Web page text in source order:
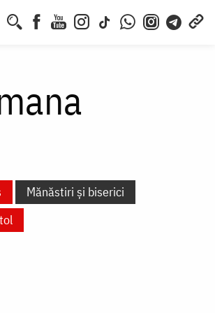
Mănăstiri și biserici